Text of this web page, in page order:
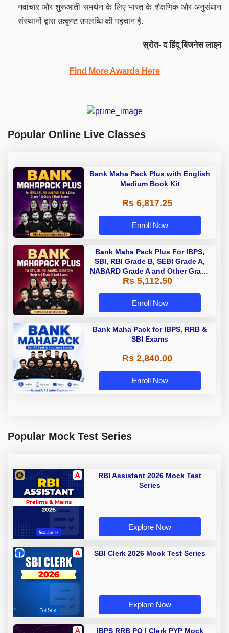
नवाचार और शुरूआती समर्थन के लिए भारत के शैक्षणिक और अनुसंधान
संस्थानों द्वारा उत्कृष्ट उपलब्धि की पहचान है.
स्रोत- द हिंदू बिजनेस लाइन
Find More Awards Here
Popular Online Live Classes
Bank Maha Pack Plus with English
Medium Book Kit
Rs 6,817.25
Enroll Now
Bank Maha Pack Plus For IBPS,
SBI, RBI Grade B, SEBI Grade A,
NABARD Grade A and Other Grade
A & Grade B Bank Exams
Rs 5,112.50
Enroll Now
Bank Maha Pack for IBPS, RRB &
SBI Exams
Rs 2,840.00
Enroll Now
Popular Mock Test Series
RBI Assistant 2026 Mock Test
Series
Explore Now
SBI Clerk 2026 Mock Test Series
Explore Now
IBPS RRB PO | Clerk PYP Mock